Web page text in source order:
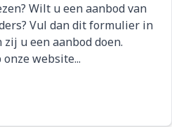
Wilt u een aanbod van
Vul dan dit formulier in
u een aanbod doen.
website...